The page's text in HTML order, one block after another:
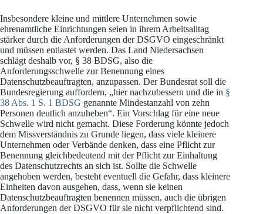
Insbesondere kleine und mittlere Unternehmen sowie
ehrenamtliche Einrichtungen seien in ihrem Arbeitsalltag
stärker durch die Anforderungen der DSGVO eingeschränkt
und müssen entlastet werden. Das Land Niedersachsen
schlägt deshalb vor, § 38 BDSG, also die
Anforderungsschwelle zur Benennung eines
Datenschutzbeauftragten, anzupassen. Der Bundesrat soll die
Bundesregierung auffordern, „hier nachzubessern und die in §
38 Abs. 1 S. 1 BDSG genannte Mindestanzahl von zehn
Personen deutlich anzuheben“. Ein Vorschlag für eine neue
Schwelle wird nicht gemacht. Diese Forderung könnte jedoch
dem Missverständnis zu Grunde liegen, dass viele kleinere
Unternehmen oder Verbände denken, dass eine Pflicht zur
Benennung gleichbedeutend mit der Pflicht zur Einhaltung
des Datenschutzrechts an sich ist. Sollte die Schwelle
angehoben werden, besteht eventuell die Gefahr, dass kleinere
Einheiten davon ausgehen, dass, wenn sie keinen
Datenschutzbeauftragten benennen müssen, auch die übrigen
Anforderungen der DSGVO für sie nicht verpflichtend sind.